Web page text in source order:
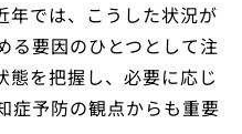
年では、こうした状況が
る要因のひとつとして注
態を把握し、必要に応じ
症予防の観点からも重要